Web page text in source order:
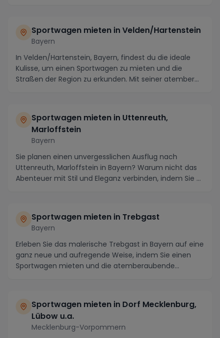
Sportwagen mieten in Velden/Hartenstein
Bayern
In Velden/Hartenstein, Bayern, findest du die ideale
Kulisse, um einen Sportwagen zu mieten und die
Straßen der Region zu erkunden. Mit seiner atember...
Sportwagen mieten in Uttenreuth,
Marloffstein
Bayern
Sie planen einen unvergesslichen Ausflug nach
Uttenreuth, Marloffstein in Bayern? Warum nicht das
Abenteuer mit Stil und Eleganz verbinden, indem Sie ...
Sportwagen mieten in Trebgast
Bayern
Erleben Sie das malerische Trebgast in Bayern auf eine
ganz neue und aufregende Weise, indem Sie einen
Sportwagen mieten und die atemberaubende
Sportwagen mieten in Dorf Mecklenburg,
Lübow u.a.
Mecklenburg-Vorpommern